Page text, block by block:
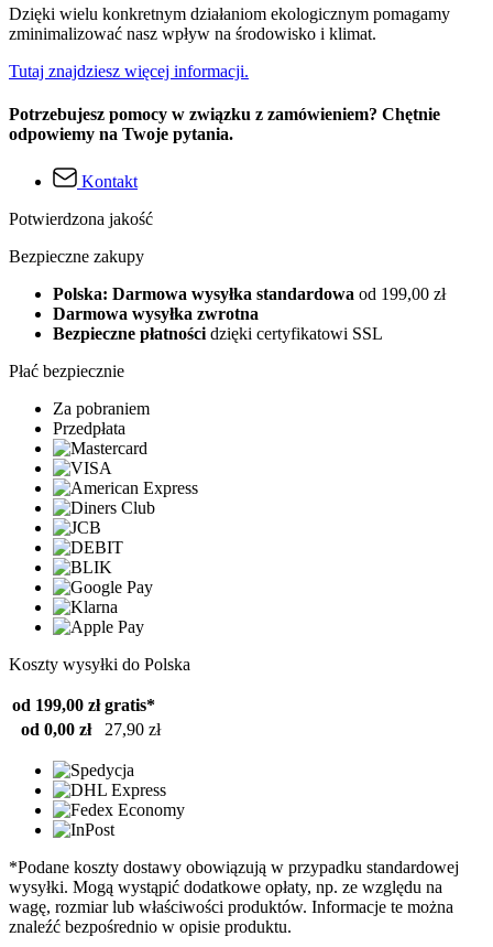
Dzięki wielu konkretnym działaniom ekologicznym pomagamy
zminimalizować nasz wpływ na środowisko i klimat.
Tutaj znajdziesz więcej informacji.
Potrzebujesz pomocy w związku z zamówieniem? Chętnie
odpowiemy na Twoje pytania.
Kontakt
Potwierdzona jakość
Bezpieczne zakupy
Polska: Darmowa wysyłka standardowa od 199,00 zł
Darmowa wysyłka zwrotna
Bezpieczne płatności dzięki certyfikatowi SSL
Płać bezpiecznie
Za pobraniem
Przedpłata
Koszty wysyłki do Polska
od 199,00 zł gratis*
od 0,00 zł
27,90 zł
*Podane koszty dostawy obowiązują w przypadku standardowej
wysyłki. Mogą wystąpić dodatkowe opłaty, np. ze względu na
wagę, rozmiar lub właściwości produktów. Informacje te można
znaleźć bezpośrednio w opisie produktu.